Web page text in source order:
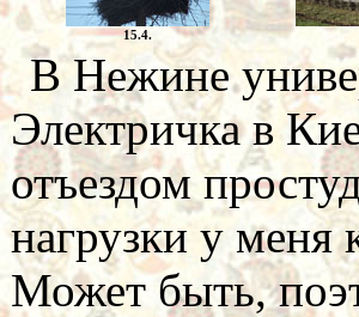
15.4.
В Нежине
Электричка в
отъездом
нагрузки у меня
Может быть,